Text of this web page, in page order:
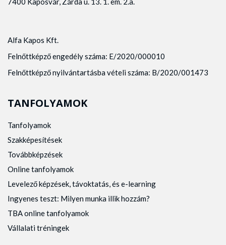
Alfa Kapos Kft.
Felnőttképző engedély száma: E/2020/000010
Felnőttképző nyilvántartásba vételi száma: B/2020/001473
TANFOLYAMOK
Tanfolyamok
Szakképesítések
Továbbképzések
Online tanfolyamok
Levelező képzések, távoktatás, és e-learning
Ingyenes teszt: Milyen munka illik hozzám?
TBA online tanfolyamok
Vállalati tréningek